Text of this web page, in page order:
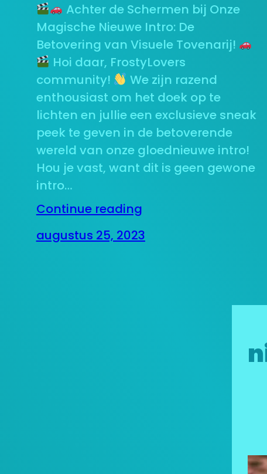
Achter de Schermen bij Onze
Magische Nieuwe Intro: De
Betovering van Visuele Tovenarij!
Hoi daar, FrostyLovers
community!
We zijn razend
enthousiast om het doek op te
lichten en jullie een exclusieve sneak
peek te geven in de betoverende
wereld van onze gloednieuwe intro!
Hou je vast, want dit is geen gewone
intro…
Continue reading
augustus 25, 2023